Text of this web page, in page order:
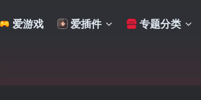
爱游戏 爱插件 专题分类